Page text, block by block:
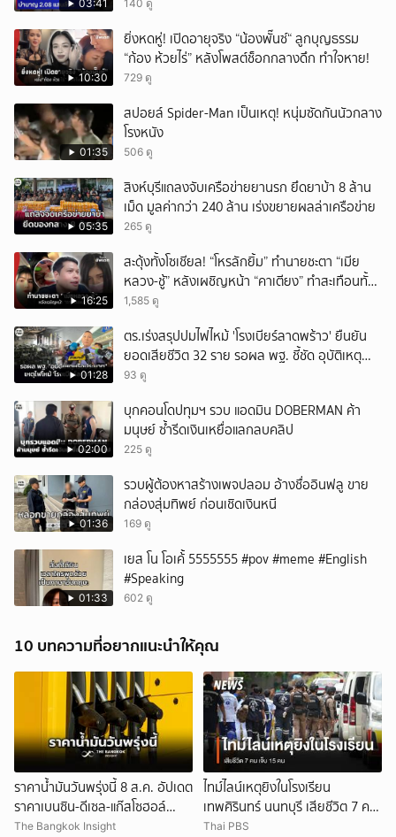
03:41 140 ดู
10:30
ยิ่งหดหู่! เปิดอายุจริง “น้องพั๊นซ์“ ลูกบุญธรรม
“ก้อง ห้วยไร่” หลังโพสต์ช็อกกลางดึก ทำใจหาย!
729 ดู
01:35
สปอยล์ Spider-Man เป็นเหตุ! หนุ่มซัดกันนัวกลาง
โรงหนัง
506 ดู
05:35
สิงห์บุรีแถลงจับเครือข่ายยานรก ยึดยาบ้า 8 ล้าน
เม็ด มูลค่ากว่า 240 ล้าน เร่งขยายผลล่าเครือข่าย
265 ดู
16:25
สะดุ้งทั้งโซเชียล! “โหรลักยิ้ม” ทำนายชะตา “เมีย
หลวง-ชู้” หลังเผชิญหน้า “คาเตียง” ทำสะเทือนทั้ง
ประเทศ
1,585 ดู
01:28
ตร.เร่งสรุปปมไฟไหม้ 'โรงเบียร์ลาดพร้าว' ยืนยัน
ยอดเสียชีวิต 32 ราย รอผล พฐ. ชี้ชัด อุบัติเหตุ
หรือประมาท
93 ดู
02:00
บุกคอนโดปทุมฯ รวบ แอดมิน DOBERMAN ค้า
มนุษย์ ซ้ำรีดเงินเหยื่อแลกลบคลิป
225 ดู
01:36
รวบผู้ต้องหาสร้างเพจปลอม อ้างชื่ออินฟลู ขาย
กล่องสุ่มทิพย์ ก่อนเชิดเงินหนี
169 ดู
01:33
เยส โน โอเค้้้้ 5555555 #pov #meme #English
#Speaking
602 ดู
10 บทความที่อยากแนะนำให้คุณ
ราคาน้ำมันวันพรุ่งนี้ 8 ส.ค. อัปเดต
ราคาเบนซิน-ดีเซล-แก๊สโซฮอล์
ล่าสุดที่นี่
The Bangkok Insight
ไทม์ไลน์เหตุยิงในโรงเรียน
เทพศิรินทร์ นนทบุรี เสียชีวิต 7 คน
เจ็บ 15 คน
Thai PBS